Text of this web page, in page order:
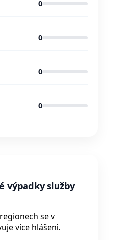
0
0
0
0
výpadky služby
se v
více hlášení.